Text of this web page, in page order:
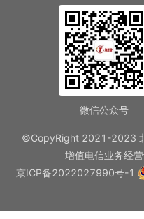
微信公众号
©CopyRight 2021-2023
增值电信业务经
京ICP备2022027990号-1